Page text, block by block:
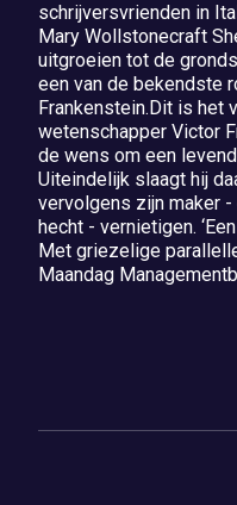
schrijversvrienden in
Mary Wollstonecraft
uitgroeien tot de
een van de bekendste
Frankenstein.Dit is het
wetenschapper Victor
de wens om een
Uiteindelijk slaagt hij
vervolgens zijn maker
hecht - vernietigen.
Met griezelige
Maandag